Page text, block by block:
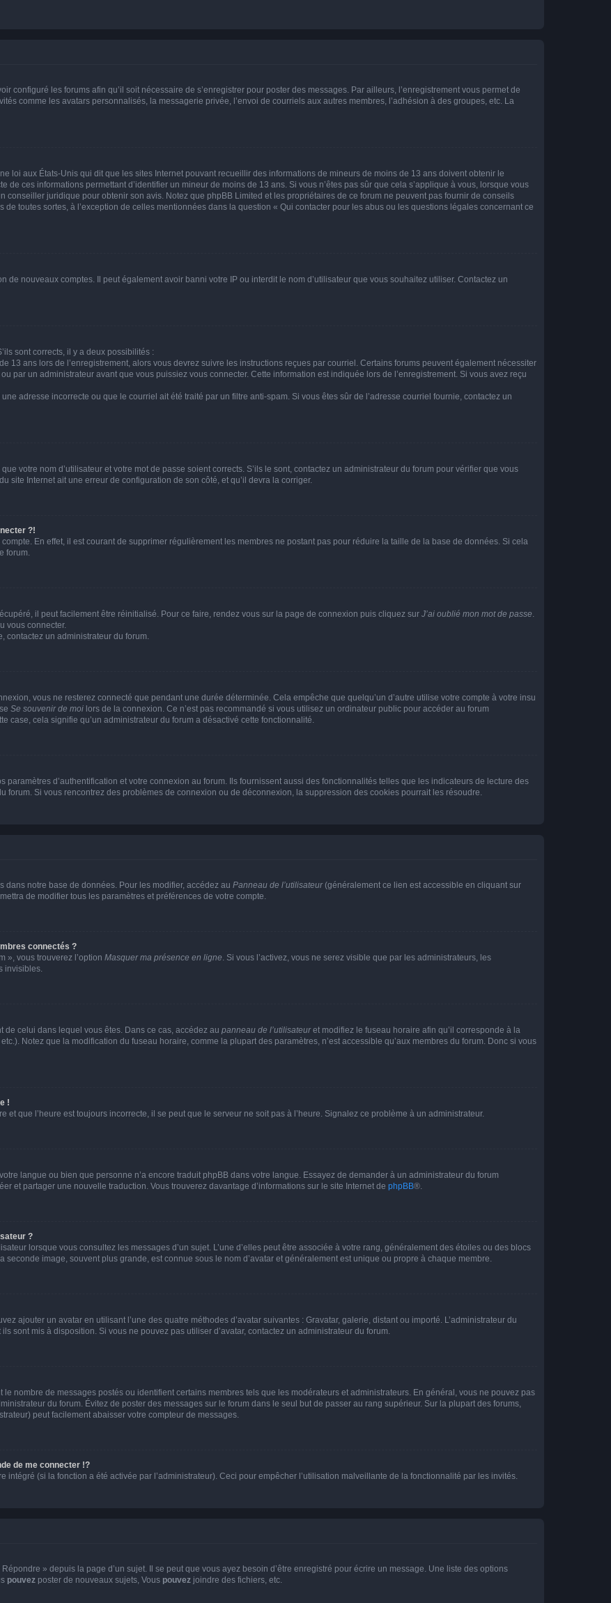
configuré les forums afin qu’il soit nécessaire de s’enregistrer pour poster des messages. Par ailleurs, l’enregistrement vous permet de
comme les avatars personnalisés, la messagerie privée, l’envoi de courriels aux autres membres, l’adhésion à des groupes, etc. La
loi aux États-Unis qui dit que les sites Internet pouvant recueillir des informations de mineurs de moins de 13 ans doivent obtenir le
de ces informations permettant d’identifier un mineur de moins de 13 ans. Si vous n’êtes pas sûr que cela s’applique à vous, lorsque vous
conseiller juridique pour obtenir son avis. Notez que phpBB Limited et les propriétaires de ce forum ne peuvent pas fournir de conseils
toutes sortes, à l’exception de celles mentionnées dans la question « Qui contacter pour les abus ou les questions légales concernant ce
de nouveaux comptes. Il peut également avoir banni votre IP ou interdit le nom d’utilisateur que vous souhaitez utiliser. Contactez un
sont corrects, il y a deux possibilités :
13 ans lors de l’enregistrement, alors vous devrez suivre les instructions reçues par courriel. Certains forums peuvent également nécessiter
par un administrateur avant que vous puissiez vous connecter. Cette information est indiquée lors de l’enregistrement. Si vous avez reçu
adresse incorrecte ou que le courriel ait été traité par un filtre anti-spam. Si vous êtes sûr de l’adresse courriel fournie, contactez un
votre nom d’utilisateur et votre mot de passe soient corrects. S’ils le sont, contactez un administrateur du forum pour vérifier que vous
site Internet ait une erreur de configuration de son côté, et qu’il devra la corriger.
?!
En effet, il est courant de supprimer régulièrement les membres ne postant pas pour réduire la taille de la base de données. Si cela
forum.
il peut facilement être réinitialisé. Pour ce faire, rendez vous sur la page de connexion puis cliquez sur J’ai oublié mon mot de passe.
vous connecter.
contactez un administrateur du forum.
vous ne resterez connecté que pendant une durée déterminée. Cela empêche que quelqu’un d’autre utilise votre compte à votre insu
Se souvenir de moi lors de la connexion. Ce n’est pas recommandé si vous utilisez un ordinateur public pour accéder au forum
case, cela signifie qu’un administrateur du forum a désactivé cette fonctionnalité.
d’authentification et votre connexion au forum. Ils fournissent aussi des fonctionnalités telles que les indicateurs de lecture des
forum. Si vous rencontrez des problèmes de connexion ou de déconnexion, la suppression des cookies pourrait les résoudre.
dans notre base de données. Pour les modifier, accédez au Panneau de l’utilisateur(généralement ce lien est accessible en cliquant sur
de modifier tous les paramètres et préférences de votre compte.
connectés ?
», vous trouverez l’option Masquer ma présence en ligne. Si vous l’activez, vous ne serez visible que par les administrateurs, les
invisibles.
de celui dans lequel vous êtes. Dans ce cas, accédez au panneau de l’utilisateuret modifiez le fuseau horaire afin qu’il corresponde à la
Notez que la modification du fuseau horaire, comme la plupart des paramètres, n’est accessible qu’aux membres du forum. Donc si vous
!
et que l’heure est toujours incorrecte, il se peut que le serveur ne soit pas à l’heure. Signalez ce problème à un administrateur.
langue ou bien que personne n’a encore traduit phpBB dans votre langue. Essayez de demander à un administrateur du forum
et partager une nouvelle traduction. Vous trouverez davantage d’informations sur le site Internet de phpBB®.
?
lorsque vous consultez les messages d’un sujet. L’une d’elles peut être associée à votre rang, généralement des étoiles ou des blocs
image, souvent plus grande, est connue sous le nom d’avatar et généralement est unique ou propre à chaque membre.
ajouter un avatar en utilisant l’une des quatre méthodes d’avatar suivantes : Gravatar, galerie, distant ou importé. L’administrateur du
sont mis à disposition. Si vous ne pouvez pas utiliser d’avatar, contactez un administrateur du forum.
nombre de messages postés ou identifient certains membres tels que les modérateurs et administrateurs. En général, vous ne pouvez pas
du forum. Évitez de poster des messages sur le forum dans le seul but de passer au rang supérieur. Sur la plupart des forums,
peut facilement abaisser votre compteur de messages.
de me connecter !?
intégré (si la fonction a été activée par l’administrateur). Ceci pour empêcher l’utilisation malveillante de la fonctionnalité par les invités.
» depuis la page d’un sujet. Il se peut que vous ayez besoin d’être enregistré pour écrire un message. Une liste des options
pouvez poster de nouveaux sujets, Vous pouvez joindre des fichiers, etc.